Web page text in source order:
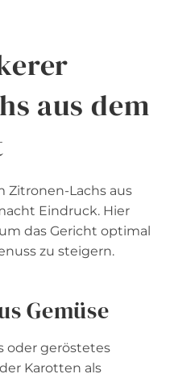
aus dem
Zitronen-Lachs aus
Eindruck. Hier
das Gericht optimal
zu steigern.
Gemüse
oder geröstetes
Karotten als